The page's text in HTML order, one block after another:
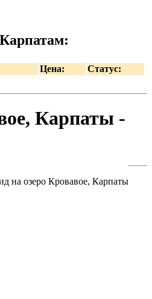
Цена: Статус:
Карпаты -
на озеро Кровавое, Карпаты